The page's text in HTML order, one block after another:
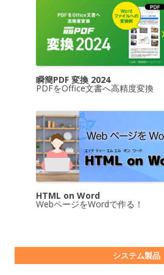
瞬簡PDF 変換 2024
PDFをOffice文書へ高精度変換
HTML on Word
WebページをWordで作る！
システム製品